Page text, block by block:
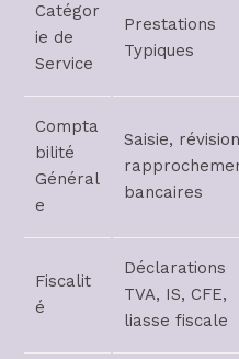
Catégor
ie de
Service
Prestations
Typiques
Compta
bilité
Général
e
Saisie,
bancaires
Fiscalit
é
Déclarations
TVA, IS, CFE,
liasse fiscale